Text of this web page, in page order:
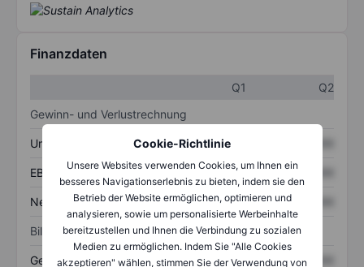
Cookie-Richtlinie
Unsere Websites verwenden Cookies, um Ihnen ein
besseres Navigationserlebnis zu bieten, indem sie den
Betrieb der Website ermöglichen, optimieren und
analysieren, sowie um personalisierte Werbeinhalte
bereitzustellen und Ihnen die Verbindung zu sozialen
Medien zu ermöglichen. Indem Sie "Alle Cookies
akzeptieren" wählen, stimmen Sie der Verwendung von
Finanzdaten
Q1
Q2
Gewinn- und Verlustrechnung
Umsatz XXXXXXX
EBITDA XXXXXXX XXXXXXX
Nettoeinkommen XXXXXXX XXXXXXX
Bilanz
Gesamtvermögen XXXXXXX XXXXXXX